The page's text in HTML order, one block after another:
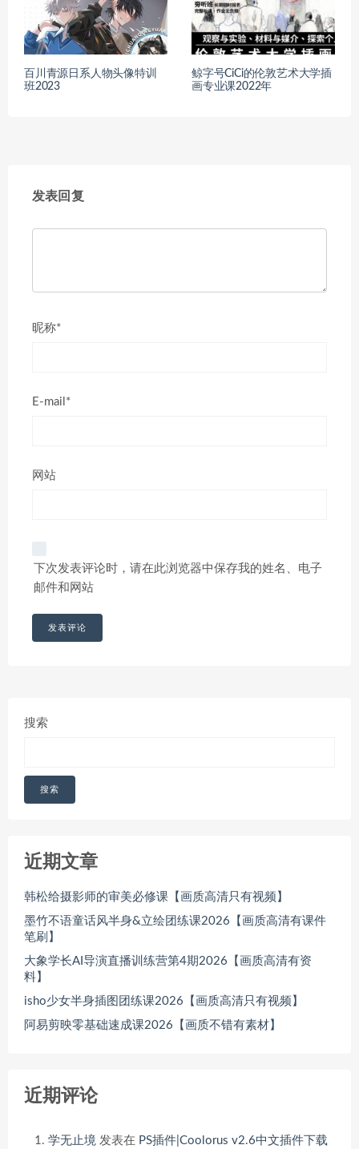
百川青源日系人物头像特训
班2023
鲸字号CiCi的伦敦艺术大学插
画专业课2022年
发表回复
昵称*
E-mail*
网站
下次发表评论时，请在此浏览器中保存我的姓名、电子
邮件和网站
搜索
搜索
近期文章
韩松给摄影师的审美必修课【画质高清只有视频】
墨竹不语童话风半身&立绘团练课2026【画质高清有课件
笔刷】
大象学长AI导演直播训练营第4期2026【画质高清有资
料】
isho少女半身插图团练课2026【画质高清只有视频】
阿易剪映零基础速成课2026【画质不错有素材】
近期评论
学无止境 发表在 PS插件|Coolorus v2.6中文插件下载